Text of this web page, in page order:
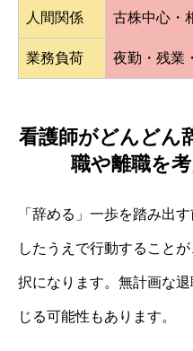
人間関係 古株中心・
業務負荷 夜勤・残業
看護師がどんどん
職や離職を
「辞める」一歩を踏み出
したうえで行動すること
択になります。無計画な
じる可能性もあります。